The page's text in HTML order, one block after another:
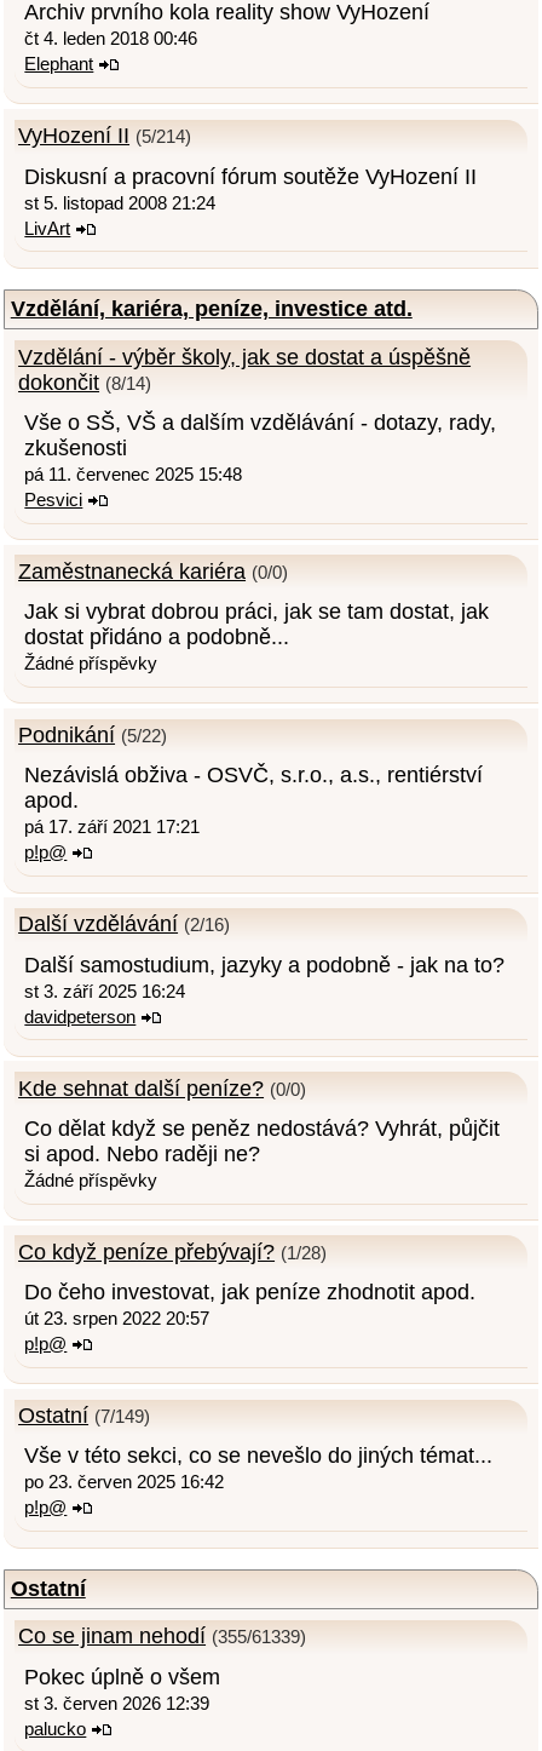
Archiv prvního kola reality show VyHození
čt 4. leden 2018 00:46
Elephant
VyHození II (5/214)
Diskusní a pracovní fórum soutěže VyHození II
st 5. listopad 2008 21:24
LivArt
Vzdělání, kariéra, peníze, investice atd.
Vzdělání - výběr školy, jak se dostat a úspěšně
dokončit (8/14)
Vše o SŠ, VŠ a dalším vzdělávání - dotazy, rady,
zkušenosti
pá 11. červenec 2025 15:48
Pesvici
Zaměstnanecká kariéra (0/0)
Jak si vybrat dobrou práci, jak se tam dostat, jak
dostat přidáno a podobně...
Žádné příspěvky
Podnikání (5/22)
Nezávislá obživa - OSVČ, s.r.o., a.s., rentiérství
apod.
pá 17. září 2021 17:21
p!p@
Další vzdělávání (2/16)
Další samostudium, jazyky a podobně - jak na to?
st 3. září 2025 16:24
davidpeterson
Kde sehnat další peníze? (0/0)
Co dělat když se peněz nedostává? Vyhrát, půjčit
si apod. Nebo raději ne?
Žádné příspěvky
Co když peníze přebývají? (1/28)
Do čeho investovat, jak peníze zhodnotit apod.
út 23. srpen 2022 20:57
p!p@
Ostatní (7/149)
Vše v této sekci, co se nevešlo do jiných témat...
po 23. červen 2025 16:42
p!p@
Ostatní
Co se jinam nehodí (355/61339)
Pokec úplně o všem
st 3. červen 2026 12:39
palucko